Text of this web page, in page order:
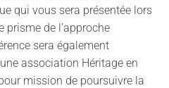
qui vous sera présentée lors
prisme de l’approche
sera également
association Héritage en
mission de poursuivre la